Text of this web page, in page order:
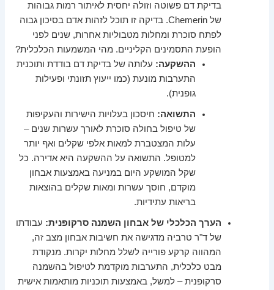
בדיקת דם פשוטה וזולה יחסית לאיתור רמות גבוהות
של Chemerin. בדיקה זו תוכל לזהות אדם בסיכון גבוה
לפתח סוכרת ומחלות מטבוליות אחרות, שנים לפני
הופעת התסמינים הקליניים. מהי המשמעות הכלכלית?
ההשקעה: עלותה של בדיקת דם בודדת ותוכנית
התערבות מונעת (כמו ייעוץ תזונתי ופעילות
גופנית).
התשואה: חיסכון בעלויות הישירות והעקיפות
של טיפול בחולה סוכרת לאורך עשרות שנים –
עלות המצטברת למאות אלפי שקלים ואף יותר
למטופל. התשואה על ההשקעה היא אדירה. כל
שקל המושקע היום במניעה באמצעות אבחון
מוקדם, חוסך עשרות ומאות שקלים בהוצאות
בריאות עתידיות.
הערך הכלכלי של אבחון השמנה סרקופנית: עבודתו
של ד"ר טרביה מדגישה את חשיבות אבחון מצב זה,
המהווה קרקע פורייה לשלל מחלות יקרות. מנקודת
מבט כלכלית, התערבות מוקדמת לטיפול בהשמנה
סרקופנית – למשל, באמצעות תוכניות מותאמות אישית